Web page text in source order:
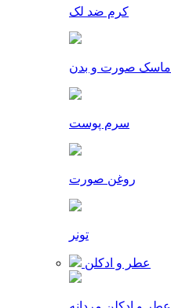
کرم ضد لک
ماسک صورت و بدن
سرم پوست
روغن صورت
تونر
عطر و ادکلن